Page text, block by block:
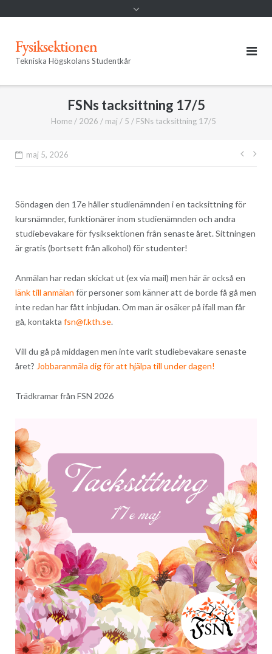
Fysiksektionen
Tekniska Högskolans Studentkår
FSNs tacksittning 17/5
Home/ 2026 / maj / 5 / FSNs tacksittning 17/5
maj 5, 2026
Söndagen den 17e håller studienämnden i en tacksittning för
kursnämnder, funktionärer inom studienämnden och andra
studiebevakare för fysiksektionen från senaste året. Sittningen
är gratis (bortsett från alkohol) för studenter!
Anmälan har redan skickat ut (ex via mail) men här är också en
länk till anmälan för personer som känner att de borde få gå men
inte redan har fått inbjudan. Om man är osäker på ifall man får
gå, kontakta fsn@f.kth.se.
Vill du gå på middagen men inte varit studiebevakare senaste
året? Jobbaranmäla dig för att hjälpa till under dagen!
Trädkramar från FSN 2026